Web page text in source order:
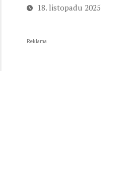
18. listopadu 2025
Reklama